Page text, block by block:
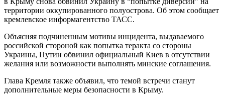
территории оккупированного полуострова. Об этом сообщает
кремлевское информагентство ТАСС.
Объясняя подчиненным мотивы инцидента, выдаваемого
российской стороной как попытка теракта со стороны
Украины, Путин обвинил официальный Киев в отсутствии
желания или возможности выполнять минские соглашения.
Глава Кремля также объявил, что темой встречи станут
дополнительные меры безопасности в Крыму.